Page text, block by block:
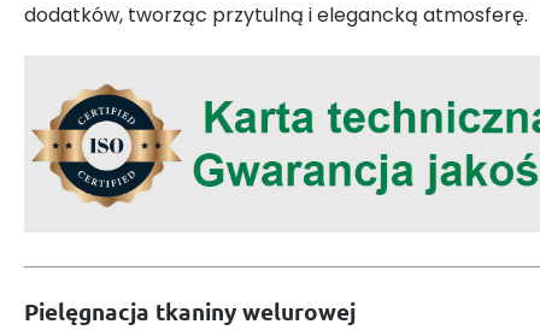
dodatków, tworząc przytulną i elegancką atmosferę.
Pielęgnacja tkaniny welurowej